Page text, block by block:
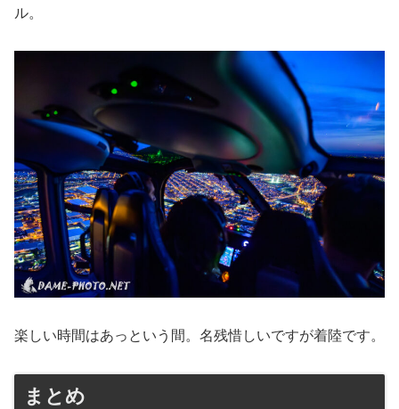
ル。
楽しい時間はあっという間。名残惜しいですが着陸です。
まとめ